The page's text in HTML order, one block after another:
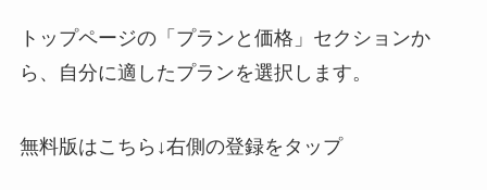
トップページの「プランと価格」セクションか
ら、自分に適したプランを選択します。
無料版はこちら↓右側の登録をタップ